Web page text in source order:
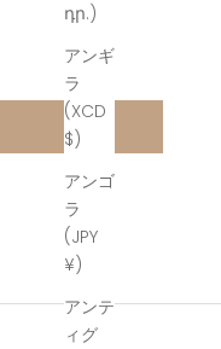
դր.)
アンギ
ラ
(XCD
$)
アンゴ
ラ
(JPY
¥)
アンテ
ィグ